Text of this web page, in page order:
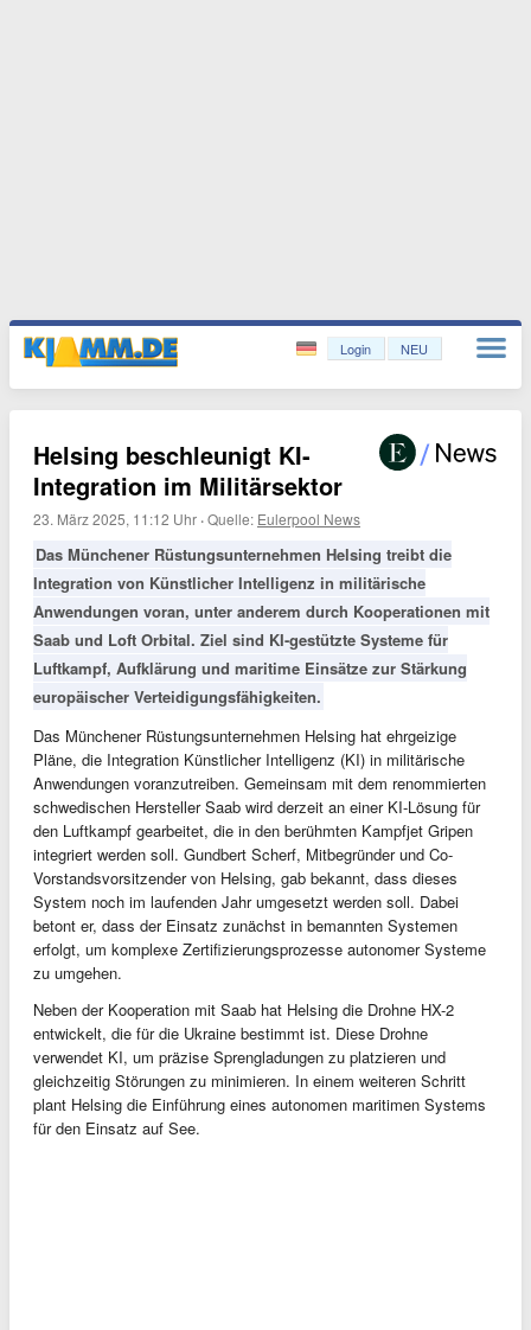
Login NEU
Helsing beschleunigt KI-
Integration im Militärsektor
23. März 2025, 11:12 Uhr ·Quelle: Eulerpool News
Das Münchener Rüstungsunternehmen Helsing treibt die
Integration von Künstlicher Intelligenz in militärische
Anwendungen voran, unter anderem durch Kooperationen mit
Saab und Loft Orbital. Ziel sind KI-gestützte Systeme für
Luftkampf, Aufklärung und maritime Einsätze zur Stärkung
europäischer Verteidigungsfähigkeiten.
Das Münchener Rüstungsunternehmen Helsing hat ehrgeizige
Pläne, die Integration Künstlicher Intelligenz (KI) in militärische
Anwendungen voranzutreiben. Gemeinsam mit dem renommierten
schwedischen Hersteller Saab wird derzeit an einer KI-Lösung für
den Luftkampf gearbeitet, die in den berühmten Kampfjet Gripen
integriert werden soll. Gundbert Scherf, Mitbegründer und Co-
Vorstandsvorsitzender von Helsing, gab bekannt, dass dieses
System noch im laufenden Jahr umgesetzt werden soll. Dabei
betont er, dass der Einsatz zunächst in bemannten Systemen
erfolgt, um komplexe Zertifizierungsprozesse autonomer Systeme
zu umgehen.
Neben der Kooperation mit Saab hat Helsing die Drohne HX-2
entwickelt, die für die Ukraine bestimmt ist. Diese Drohne
verwendet KI, um präzise Sprengladungen zu platzieren und
gleichzeitig Störungen zu minimieren. In einem weiteren Schritt
plant Helsing die Einführung eines autonomen maritimen Systems
für den Einsatz auf See.